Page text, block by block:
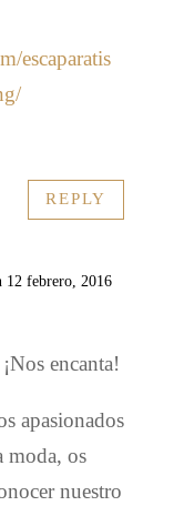
escaparatis
REPLY
12 febrero, 2016
encanta!
apasionados
moda, os
nuestro